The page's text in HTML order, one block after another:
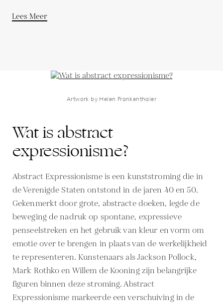
Lees Meer
Artwork by Helen Frankenthaler
Wat is abstract
expressionisme?
Abstract Expressionisme is een kunststroming die in
de Verenigde Staten ontstond in de jaren 40 en 50.
Gekenmerkt door grote, abstracte doeken, legde de
beweging de nadruk op spontane, expressieve
penseelstreken en het gebruik van kleur en vorm om
emotie over te brengen in plaats van de werkelijkheid
te representeren. Kunstenaars als Jackson Pollock,
Mark Rothko en Willem de Kooning zijn belangrijke
figuren binnen deze stroming. Abstract
Expressionisme markeerde een verschuiving in de